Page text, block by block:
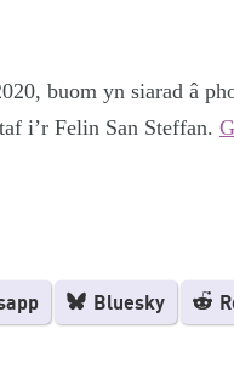
buom yn siarad â
i’r Felin San Steffan.
Bluesky